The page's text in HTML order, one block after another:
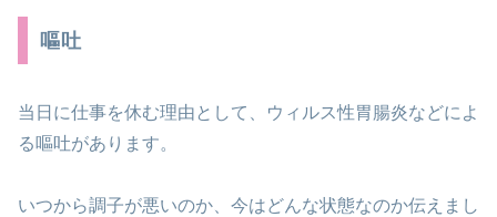
嘔吐
当日に仕事を休む理由として、ウィルス性胃腸炎などによ
る嘔吐があります。
いつから調子が悪いのか、今はどんな状態なのか伝えまし